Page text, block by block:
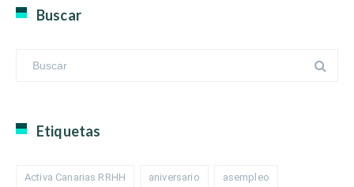
Buscar
Etiquetas
Activa Canarias RRHH aniversario asempleo